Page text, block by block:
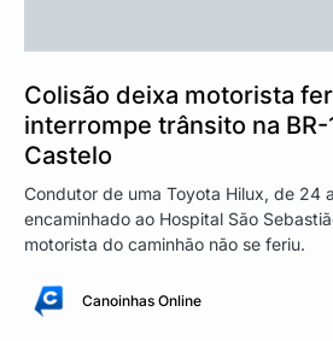
Colisão deixa motorista
interrompe trânsito na BR-
Castelo
Condutor de uma Toyota Hilux, de 24
encaminhado ao Hospital São
motorista do caminhão não se feriu.
Canoinhas Online